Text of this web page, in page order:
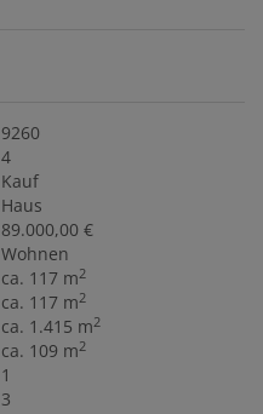
9260
4
Kauf
Haus
89.000,00 €
Wohnen
ca. 117 m2
ca. 117 m2
ca. 1.415 m2
ca. 109 m2
1
3